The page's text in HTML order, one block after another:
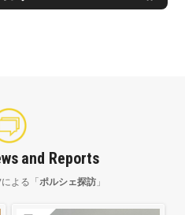
and Reports
よる「ポルシェ探訪 」